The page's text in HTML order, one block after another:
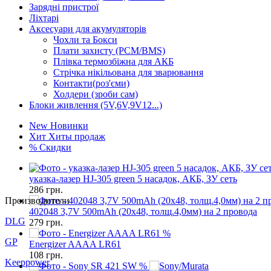
Зарядні пристрої
Ліхтарі
Аксесуари для акумуляторів
Чохли та Бокси
Плати захисту (PCM/BMS)
Плівка термозбіжна для АКБ
Стрічка нікільована для зварювання
Контакти(роз'єми)
Холдери (зроби сам)
Блоки живлення (5V,6V,9V12...)
New Новинки
Хит Хиты продаж
% Скидки
указка-лазер HJ-305 green 5 насадок, АКБ, ЗУ сеть
286 грн.
402048 3,7V 500mAh (20x48, толщ.4,0мм) на 2 провода
279 грн.
%
Energizer AAAA LR61
108 грн.
%
Производители
DLG
GP
Keeppower